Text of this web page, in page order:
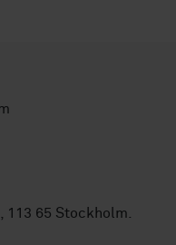
113 65 Stockholm.